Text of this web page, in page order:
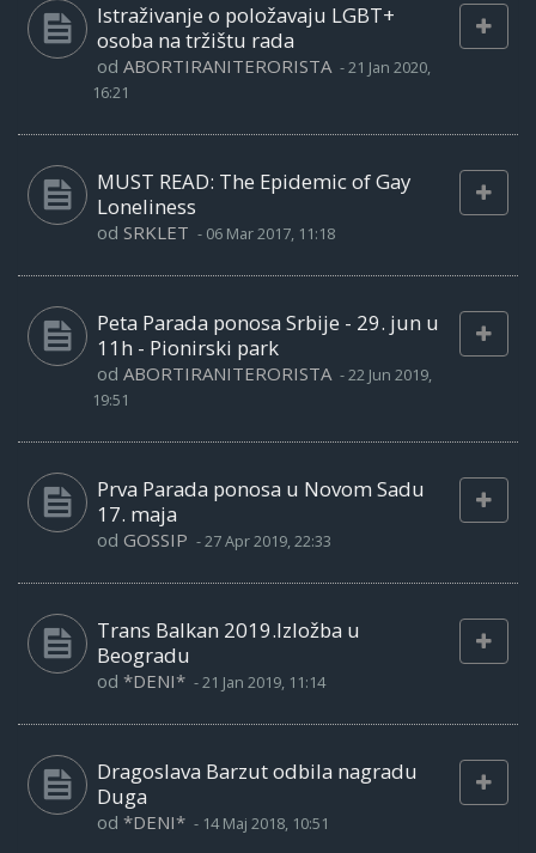
Istraživanje o položavaju LGBT+
osoba na tržištu rada
od ABORTIRANITERORISTA -21 Jan 2020,
16:21
MUST READ: The Epidemic of Gay
Loneliness
od SRKLET - 06 Mar 2017, 11:18
Peta Parada ponosa Srbije - 29. jun u
11h - Pionirski park
od ABORTIRANITERORISTA -22 Jun 2019,
19:51
Prva Parada ponosa u Novom Sadu
17. maja
od GOSSIP -27 Apr 2019, 22:33
Trans Balkan 2019.Izložba u
Beogradu
od *DENI* -21 Jan 2019, 11:14
Dragoslava Barzut odbila nagradu
Duga
od *DENI* - 14 Maj 2018, 10:51